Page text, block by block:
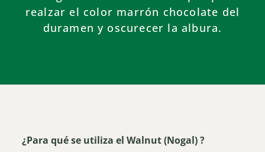
realzar el color marrón chocolate del
duramen y oscurecer la albura.
¿Para qué se utiliza el Walnut (Nogal) ?